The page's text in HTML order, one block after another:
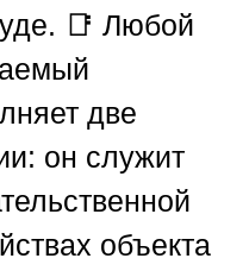
📑 Любой
две
он служит
объекта